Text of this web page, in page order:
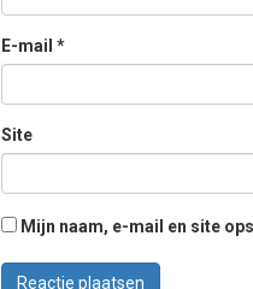
E-mail *
Site
Mijn naam, e-mail en site